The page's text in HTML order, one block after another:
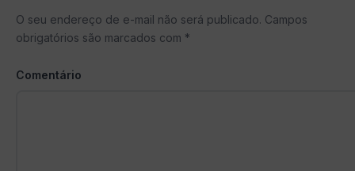
O seu endereço de e-mail não será publicado. Campos
obrigatórios são marcados com *
Comentário